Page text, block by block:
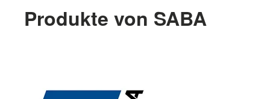
Produkte von SABA